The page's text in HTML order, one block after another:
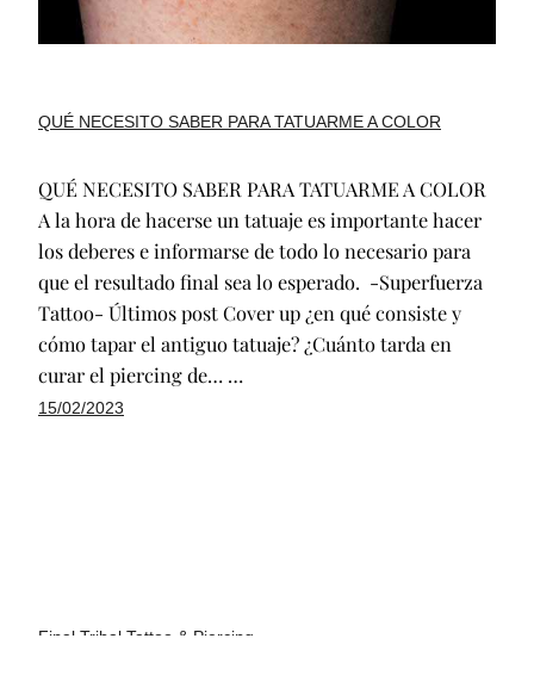
QUÉ NECESITO SABER PARA TATUARME A COLOR
QUÉ NECESITO SABER PARA TATUARME A COLOR
A la hora de hacerse un tatuaje es importante hacer
los deberes e informarse de todo lo necesario para
que el resultado final sea lo esperado. -Superfuerza
Tattoo- Últimos post Cover up ¿en qué consiste y
cómo tapar el antiguo tatuaje? ¿Cuánto tarda en
curar el piercing de… …
15/02/2023
Final Tribal Tattoo & Piercing